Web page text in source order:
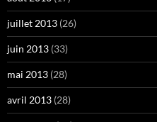
juillet 2013 (26)
juin 2013 (33)
mai 2013 (28)
avril 2013 (28)